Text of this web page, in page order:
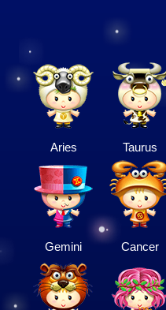
Aries Taurus
Gemini Cancer